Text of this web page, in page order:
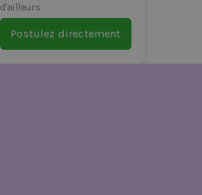
d'ailleurs
Postulez directement